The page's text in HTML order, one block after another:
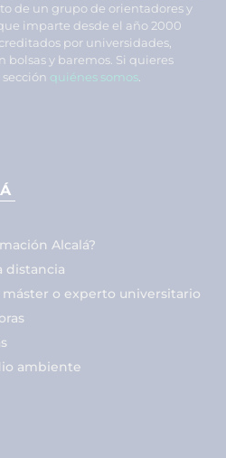
de un grupo de orientadores y
imparte desde el año 2000
por universidades,
y baremos. Si quieres
quiénes somos.
Alcalá?
distancia
máster o experto universitario
ambiente